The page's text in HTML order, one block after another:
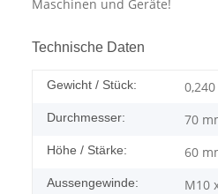
Maschinen und Geräte!
Technische Daten
Gewicht / Stück: 0,240
Durchmesser: 70
Höhe / Stärke: 60
Aussengewinde: M10